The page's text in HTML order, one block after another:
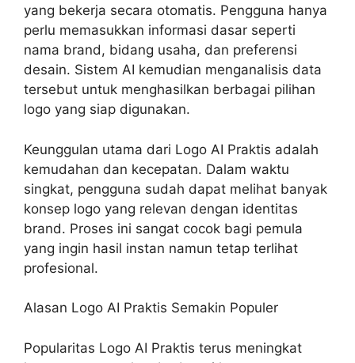
yang bekerja secara otomatis. Pengguna hanya
perlu memasukkan informasi dasar seperti
nama brand, bidang usaha, dan preferensi
desain. Sistem AI kemudian menganalisis data
tersebut untuk menghasilkan berbagai pilihan
logo yang siap digunakan.
Keunggulan utama dari Logo AI Praktis adalah
kemudahan dan kecepatan. Dalam waktu
singkat, pengguna sudah dapat melihat banyak
konsep logo yang relevan dengan identitas
brand. Proses ini sangat cocok bagi pemula
yang ingin hasil instan namun tetap terlihat
profesional.
Alasan Logo AI Praktis Semakin Populer
Popularitas Logo AI Praktis terus meningkat